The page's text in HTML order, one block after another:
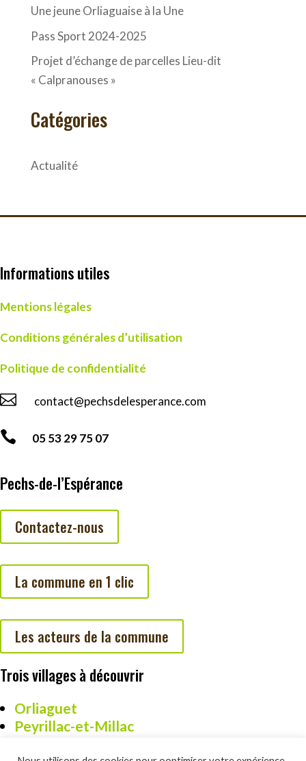
Une jeune Orliaguaise à la Une
Pass Sport 2024-2025
Projet d’échange de parcelles Lieu-dit
« Calpranouses »
Catégories
Actualité
Informations utiles
Mentions légales
Conditions générales d’utilisation
Politique de confidentialité
 contact@pechsdelesperance.com
 05 53 29 75 07
Pechs-de-l’Espérance
Contactez-nous
La commune en 1 clic
Les acteurs de la commune
Trois villages à découvrir
Orliaguet
Peyrillac-et-Millac